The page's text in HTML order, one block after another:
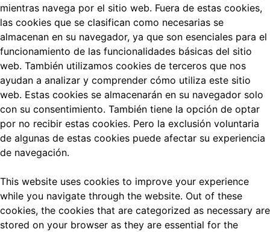
mientras navega por el sitio web. Fuera de estas cookies,
las cookies que se clasifican como necesarias se
almacenan en su navegador, ya que son esenciales para el
funcionamiento de las funcionalidades básicas del sitio
web. También utilizamos cookies de terceros que nos
ayudan a analizar y comprender cómo utiliza este sitio
web. Estas cookies se almacenarán en su navegador solo
con su consentimiento. También tiene la opción de optar
por no recibir estas cookies. Pero la exclusión voluntaria
de algunas de estas cookies puede afectar su experiencia
de navegación.
This website uses cookies to improve your experience
while you navigate through the website. Out of these
cookies, the cookies that are categorized as necessary are
stored on your browser as they are essential for the